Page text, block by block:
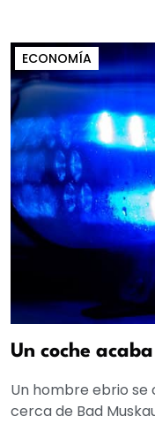
ECONOMÍA
Un coche
Un hombre ebrio se
cerca de Bad